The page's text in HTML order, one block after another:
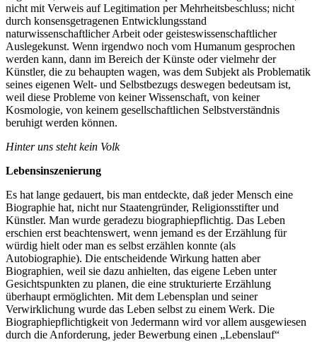
nicht mit Verweis auf Legitimation per Mehrheitsbeschluss; nicht
durch konsensgetragenen Entwicklungsstand
naturwissenschaftlicher Arbeit oder geisteswissenschaftlicher
Auslegekunst. Wenn irgendwo noch vom Humanum gesprochen
werden kann, dann im Bereich der Künste oder vielmehr der
Künstler, die zu behaupten wagen, was dem Subjekt als Problematik
seines eigenen Welt- und Selbstbezugs deswegen bedeutsam ist,
weil diese Probleme von keiner Wissenschaft, von keiner
Kosmologie, von keinem gesellschaftlichen Selbstverständnis
beruhigt werden können.
Hinter uns steht kein Volk
Lebensinszenierung
Es hat lange gedauert, bis man entdeckte, daß jeder Mensch eine
Biographie hat, nicht nur Staatengründer, Religionsstifter und
Künstler. Man wurde geradezu biographiepflichtig. Das Leben
erschien erst beachtenswert, wenn jemand es der Erzählung für
würdig hielt oder man es selbst erzählen konnte (als
Autobiographie). Die entscheidende Wirkung hatten aber
Biographien, weil sie dazu anhielten, das eigene Leben unter
Gesichtspunkten zu planen, die eine strukturierte Erzählung
überhaupt ermöglichten. Mit dem Lebensplan und seiner
Verwirklichung wurde das Leben selbst zu einem Werk. Die
Biographiepflichtigkeit von Jedermann wird vor allem ausgewiesen
durch die Anforderung, jeder Bewerbung einen „Lebenslauf“